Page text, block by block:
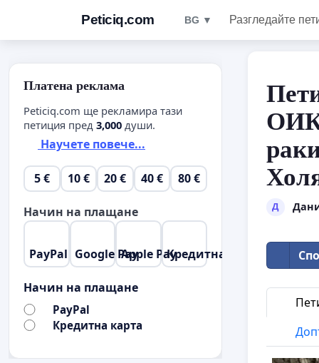
Peticiq.com BG ▼ Разгледайте
ОИК
Д
Платена реклама
Peticiq.com ще рекламира тази
петиция пред 3,000 души.
Научете повече...
5 € 10 € 20 € 40 € 80 €
Начин на плащане
PayPal Google PayApple PayКредитна карта
Начин на плащане
PayPal
Кредитна карта